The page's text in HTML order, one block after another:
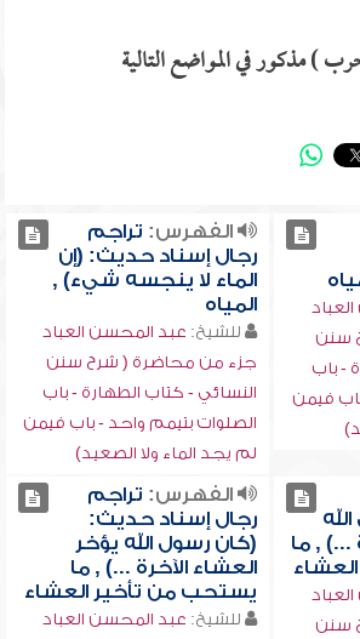
) مذكور في المواضع التالية
سنن
- باب
فيمن
الفهرس: تراجم
رجال إسناد حديث: (إن
الماء لا ينجسه شيء) ,
المياه
للشيخ: عبد المحسن العباد
جزء من محاضرة ( شرح سنن
النسائي - كتاب الطهارة - باب
الصلوات بتيمم واحد - باب فيمن
لم يجد الماء ولا الصعيد)
...) , ما
سنن
الفهرس: تراجم
رجال إسناد حديث:
(كان رسول الله يؤخر
العشاء الآخرة ...) , ما
يستحب من تأخير العشاء
للشيخ: عبد المحسن العباد